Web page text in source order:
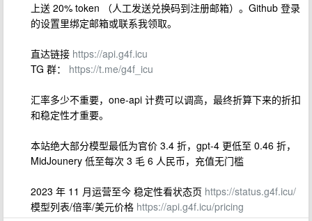
上送 20% token （人工发送兑换码到注册邮箱）。Github 登录
的设置里绑定邮箱或联系我领取。
直达链接 https://api.g4f.icu
TG 群： https://t.me/g4f_icu
汇率多少不重要，one-api 计费可以调高，最终折算下来的折扣
和稳定性才重要。
本站绝大部分模型最低为官价 3.4 折，gpt-4 更低至 0.46 折，
MidJounery 低至每次 3 毛 6 人民币，充值无门槛
2023 年 11 月运营至今 稳定性看状态页 https://status.g4f.icu/
模型列表/倍率/美元价格 https://api.g4f.icu/pricing